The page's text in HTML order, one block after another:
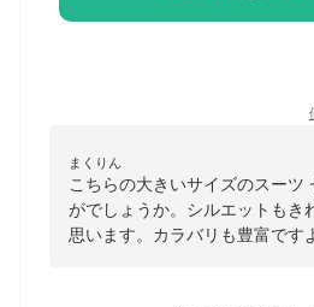
まくりん
こちらの大きいサイズのスーツ
がでしょうか。シルエットもき
思います。カラバリも豊富です